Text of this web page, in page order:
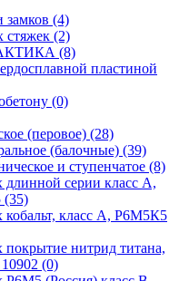
замков (4)
стяжек (2)
(8)
пластиной
(0)
(перовое) (28)
(балочные) (39)
и ступенчатое (8)
длинной серии класс А,
(35)
кобальт, класс А, Р6М5К5
покрытие нитрид титана,
(0)